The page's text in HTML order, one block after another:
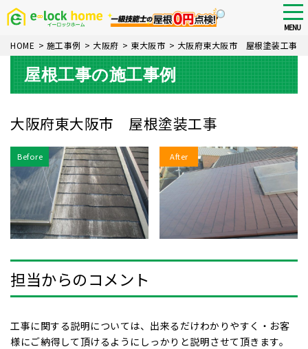
Skip
content
MENU
HOME > 施工事例 > 大阪府 > 東大阪市 > 大阪府東大阪市 屋根塗装工事
屋根工事の施工事例
大阪府東大阪市 屋根塗装工事
Before After
担当からのコメント
工事に関する説明については、出来るだけわかりやすく・お客
様にご納得して頂けるようにしっかりと説明させて頂きます。